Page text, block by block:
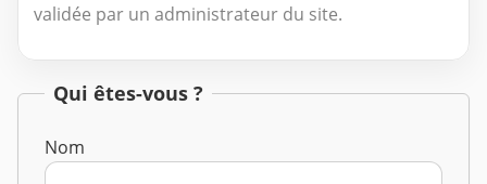
validée par un administrateur du site.
Qui êtes-vous ?
Nom